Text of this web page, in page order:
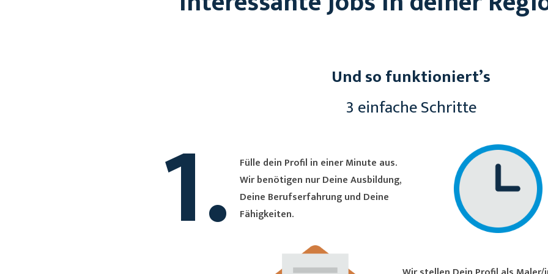
Und so funktioniert’s
3 einfache Schritte
1.
Fülle dein Profil in einer Minute aus.
Wir benötigen nur Deine Ausbildung,
Deine Berufserfahrung und Deine
Fähigkeiten.